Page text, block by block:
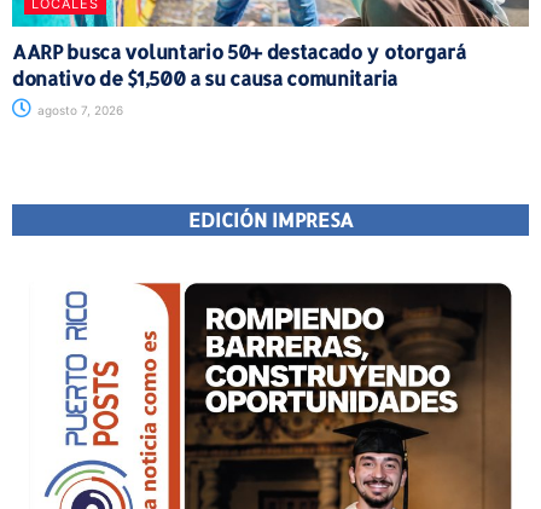
LOCALES
AARP busca voluntario 50+ destacado y otorgará
donativo de $1,500 a su causa comunitaria
agosto 7, 2026
EDICIÓN IMPRESA